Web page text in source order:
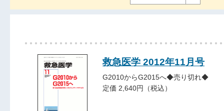
救急医学 2012年11月号
G2010からG2015へ◆売り切れ◆
定価 2,640円（税込）